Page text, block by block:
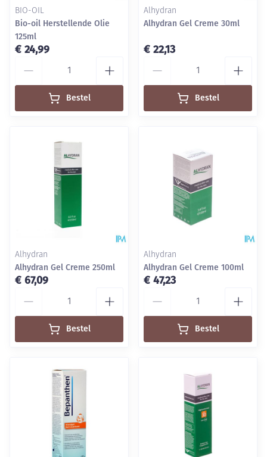
BIO-OIL
Bio-oil Herstellende Olie
125ml
€ 24,99
Bestel
Alhydran
Alhydran Gel Creme 30ml
€ 22,13
Bestel
Alhydran
Alhydran Gel Creme 250ml
€ 67,09
Bestel
Alhydran
Alhydran Gel Creme 100ml
€ 47,23
Bestel